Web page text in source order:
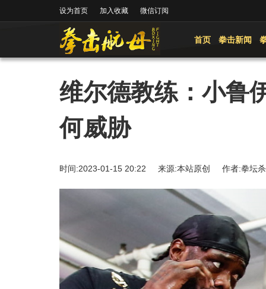
设为首页 加入收藏 微信订阅
首页 拳击新闻
维尔德教练：小鲁
何威胁
时间:2023-01-15 20:22 来源:本站原创 作者:拳